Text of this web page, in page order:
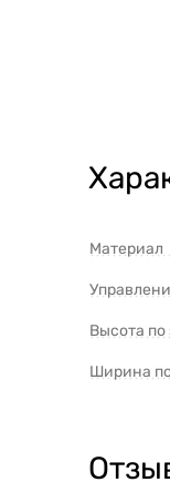
Материал
Высота по
Ширина